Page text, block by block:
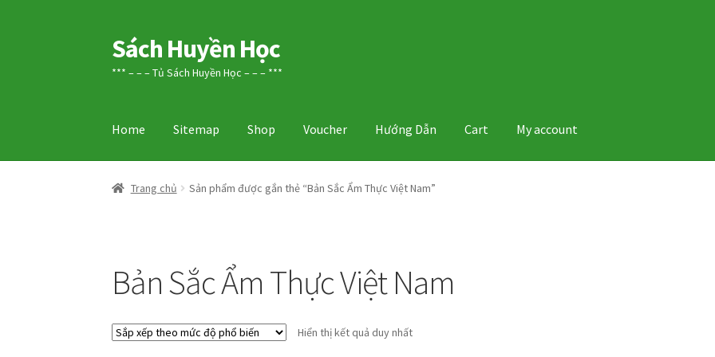
Đi
đến
Chuyển
đến
Sách Huyền Học
*** – – – Tủ Sách Huyền Học – – – ***
Home Sitemap Shop Voucher Hướng Dẫn Cart My account
Trang chủ Sản phẩm được gắn thẻ “Bản Sắc Ẩm Thực Việt Nam”
Bản Sắc Ẩm Thực Việt Nam
Hiển thị kết quả duy nhất